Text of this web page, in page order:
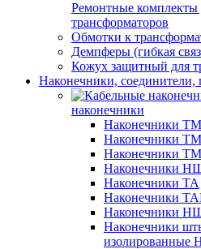
Ремонтные комплекты
трансформаторов
Обмотки к
Демпферы (гибкая
Кожух защитный для
Наконечники,
наконечники
Наконечники
Наконечники
Наконечники ТМ
Наконечники
Наконечники ТА
Наконечники
Наконечники
Наконечники